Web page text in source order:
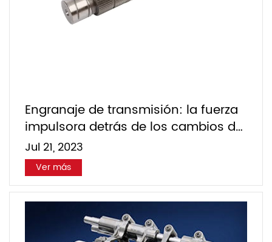
Engranaje de transmisión: la fuerza
impulsora detrás de los cambios de
engranaje suaves
Jul 21, 2023
Ver más